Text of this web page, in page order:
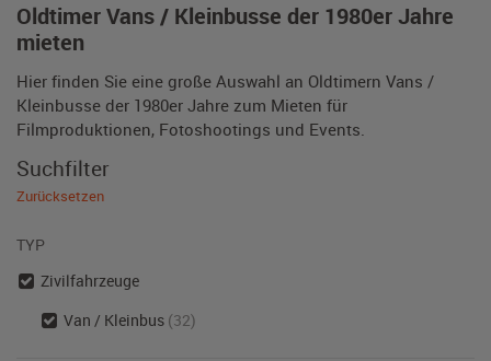
Oldtimer Vans / Kleinbusse der 1980er Jahre
mieten
Hier finden Sie eine große Auswahl an Oldtimern Vans /
Kleinbusse der 1980er Jahre zum Mieten für
Filmproduktionen, Fotoshootings und Events.
Suchfilter
Zurücksetzen
TYP
Zivilfahrzeuge
Van / Kleinbus (32)